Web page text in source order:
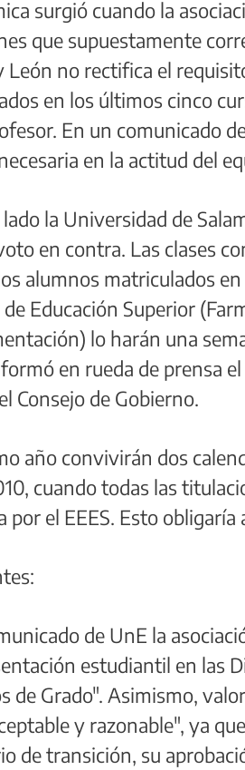
surgió cuando la
que supuestamente
León no rectifica el
en los últimos cinco
En un comunicado
en la actitud del
la Universidad de
en contra. Las clases
alumnos matriculados
Educación Superior
lo harán una
en rueda de prensa
Consejo de Gobierno.
año convivirán dos
cuando todas las
por el EEES. Esto
de UnE la
estudiantil en las
de Grado". Asimismo,
y razonable", ya
de transición, su